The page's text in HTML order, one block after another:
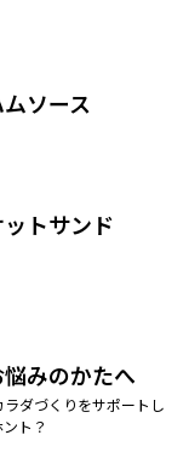
ソース
トサンド
みのかたへ
ダづくりをサポートし
ト？